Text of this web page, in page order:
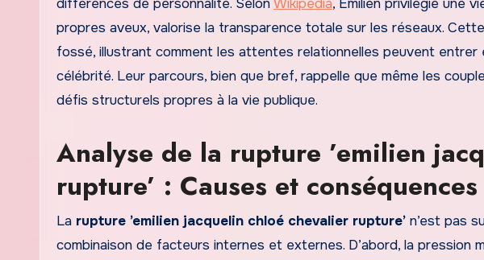
différences de personnalité. SelonWikipedia, Emilien privilégie une
propres aveux, valorise la transparence totale sur les réseaux.
fossé, illustrant comment les attentes relationnelles peuvent
célébrité. Leur parcours, bien que bref, rappelle que même les
défis structurels propres à la vie publique.
Analyse de la rupture ’emilien
rupture’ : Causes et conséquences
La rupture ’emilien jacquelin chloé chevalier rupture’ n’est pas
combinaison de facteurs internes et externes. D’abord, la pression